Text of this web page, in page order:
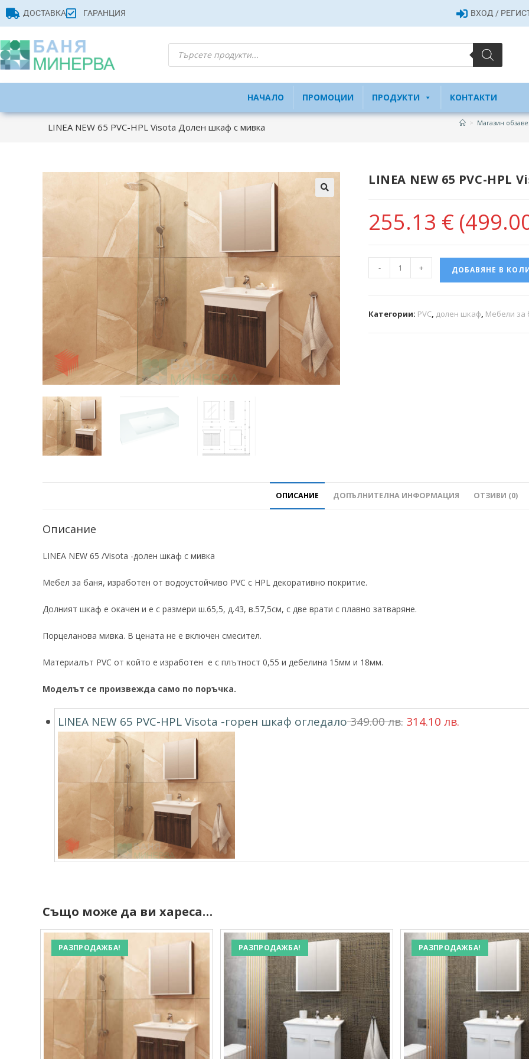
ДОСТАВКА ГАРАНЦИЯ ВХОД /
НАЧАЛО ПРОМОЦИИ ПРОДУКТИ КОНТАКТИ
LINEA NEW 65 PVC-HPL Visota Долен шкаф с мивка > Магазин
LINEA NEW 65 PVC-
255.13 €
- + ДОБАВЯНЕ В
Категории: PVC, долен шкаф, Мебели за
ОПИСАНИЕ ДОПЪЛНИТЕЛНА ИНФОРМАЦИЯ ОТЗИВИ (0)
Описание
LINEA NEW 65 /Visota -долен шкаф с мивка
Мебел за баня, изработен от водоустойчиво PVC с HPL декоративно покритие.
Долният шкаф е окачен и е с размери ш.65,5, д.43, в.57,5см, с две врати с плавно затваряне.
Порцеланова мивка. В цената не е включен смесител.
Материалът PVC от който е изработен е с плътност 0,55 и дебелина 15мм и 18мм.
Моделът се произвежда само по поръчка.
LINEA NEW 65 PVC-HPL Visota -горен шкаф огледало349.00лв. 314.10 лв.
Също може да ви хареса…
РАЗПРОДАЖБА! РАЗПРОДАЖБА! РАЗПРОДАЖБА!